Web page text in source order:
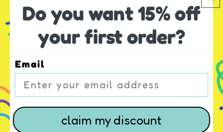
SHOP BY
FUN
Do you want 15% off
your first order?
Email
claim my discount